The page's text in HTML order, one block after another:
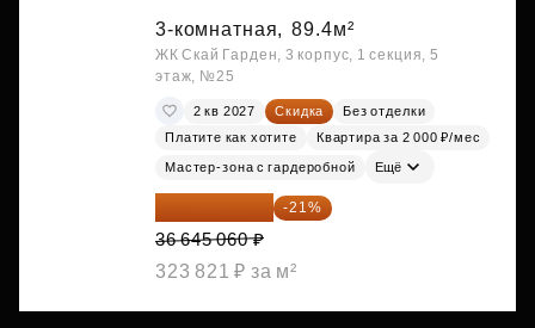
3-комнатная, 89.4м²
ЖК Скай Гарден, 3 корпус, 1 секция, 5
этаж, №25
2 кв 2027 Скидка
Без отделки
Платите как хотите
Квартира за 2 000 ₽/мес
Мастер-зона с гардеробной Ещё
28 949 597 ₽ -21%
36 645 060 ₽
323 821 ₽ за м²